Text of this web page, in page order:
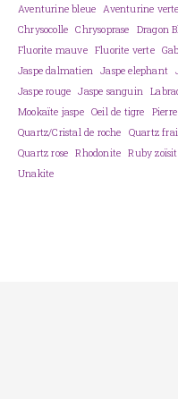
Aventurine bleue
Aventurine verte
Chrysocolle
Chrysoprase Dragon
Fluorite mauve Fluorite verte
Jaspe dalmatien Jaspe elephant
Jaspe rouge
Jaspe sanguin
Mookaïte jaspe Oeil de tigre
Quartz/Cristal de roche
Quartz
Quartz rose
Rhodonite Ruby
Unakite